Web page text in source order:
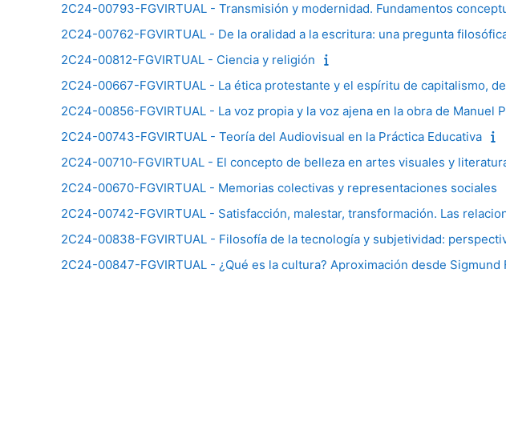
2C24-00793-FGVIRTUAL - Transmisión y modernidad. Fundamentos
2C24-00762-FGVIRTUAL - De la oralidad a la escritura: una pregunta
2C24-00812-FGVIRTUAL - Ciencia y religión
2C24-00667-FGVIRTUAL - La ética protestante y el espíritu de capitalismo,
2C24-00856-FGVIRTUAL - La voz propia y la voz ajena en la obra de Manuel
2C24-00743-FGVIRTUAL - Teoría del Audiovisual en la Práctica Educativa
2C24-00710-FGVIRTUAL - El concepto de belleza en artes visuales y
2C24-00670-FGVIRTUAL - Memorias colectivas y representaciones sociales
2C24-00742-FGVIRTUAL - Satisfacción, malestar, transformación. Las
2C24-00838-FGVIRTUAL - Filosofía de la tecnología y subjetividad:
2C24-00847-FGVIRTUAL - ¿Qué es la cultura? Aproximación desde Sigmund